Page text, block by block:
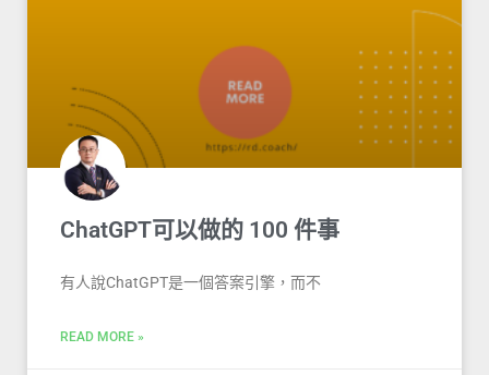
ChatGPT可以做的 100 件事
有人說ChatGPT是一個答案引擎，而不
READ MORE »